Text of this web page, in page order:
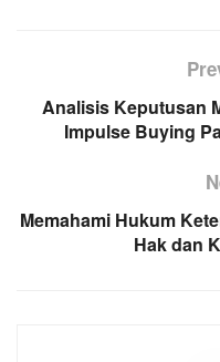
​Analisis Keputusan
Impulse Buying
Memahami Hukum
Hak dan